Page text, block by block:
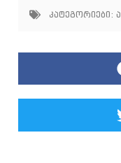
კატეგორიები: